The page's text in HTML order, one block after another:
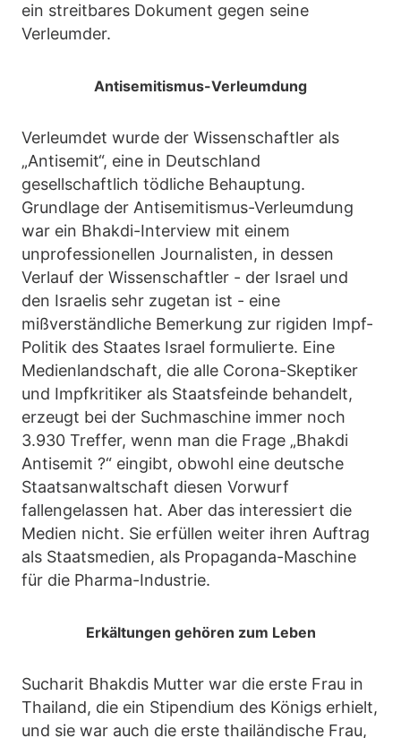
ein streitbares Dokument gegen seine
Verleumder.
Antisemitismus-Verleumdung
Verleumdet wurde der Wissenschaftler als
„Antisemit“, eine in Deutschland
gesellschaftlich tödliche Behauptung.
Grundlage der Antisemitismus-Verleumdung
war ein Bhakdi-Interview mit einem
unprofessionellen Journalisten, in dessen
Verlauf der Wissenschaftler - der Israel und
den Israelis sehr zugetan ist - eine
mißverständliche Bemerkung zur rigiden Impf-
Politik des Staates Israel formulierte. Eine
Medienlandschaft, die alle Corona-Skeptiker
und Impfkritiker als Staatsfeinde behandelt,
erzeugt bei der Suchmaschine immer noch
3.930 Treffer, wenn man die Frage „Bhakdi
Antisemit ?“ eingibt, obwohl eine deutsche
Staatsanwaltschaft diesen Vorwurf
fallengelassen hat. Aber das interessiert die
Medien nicht. Sie erfüllen weiter ihren Auftrag
als Staatsmedien, als Propaganda-Maschine
für die Pharma-Industrie.
Erkältungen gehören zum Leben
Sucharit Bhakdis Mutter war die erste Frau in
Thailand, die ein Stipendium des Königs erhielt,
und sie war auch die erste thailändische Frau,